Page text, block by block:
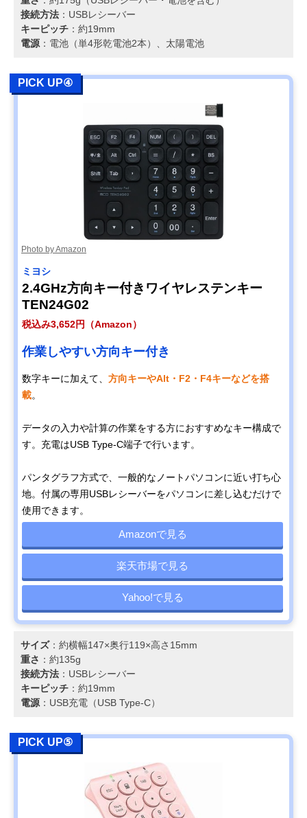
接続方法 ：USBレシーバー
キーピッチ ：約19mm
電源 ：電池（単4形乾電池2本）、太陽電池
PICK UP④
Photo by Amazon
ミヨシ
2.4GHz方向キー付きワイヤレステンキー
TEN24G02
税込み3,652円（Amazon）
作業しやすい方向キー付き
数字キーに加えて、 方向キーやAlt・F2・F4キーなどを搭
載。
データの入力や計算の作業をする方におすすめなキー構成で
す。充電はUSB Type-C端子で行います。
パンタグラフ方式で、一般的なノートパソコンに近い打ち心
地。付属の専用USBレシーバーをパソコンに差し込むだけで
使用できます。
Amazonで見る
楽天市場で見る
Yahoo!で見る
サイズ：約横幅147×奥行119×高さ15mm
重さ ：約135g
接続方法 ：USBレシーバー
キーピッチ ：約19mm
電源 ：USB充電（USB Type-C）
PICK UP⑤